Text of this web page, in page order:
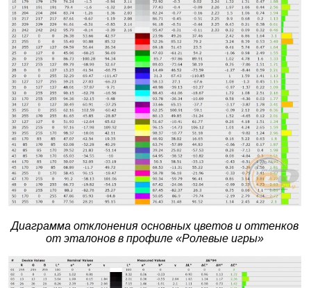
Диаграмма отклонения основных цветов и оттенков
от эталонов в профиле «Ролевые игры»